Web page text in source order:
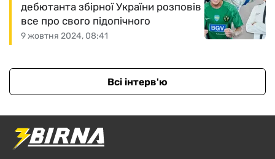
9 жовтня 2024, 08:41
дебютанта збірної України розповів
все про свого підопічного
Всі інтерв'ю